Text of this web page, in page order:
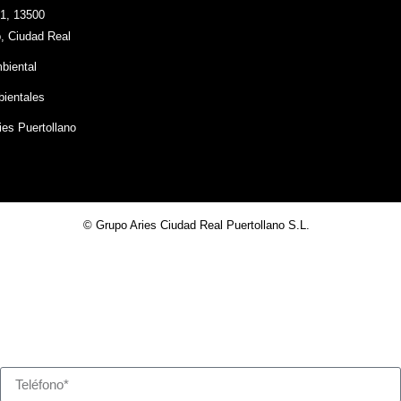
13500
Ciudad Real
Puertollano
© Grupo Aries Ciudad Real Puertollano S.L.